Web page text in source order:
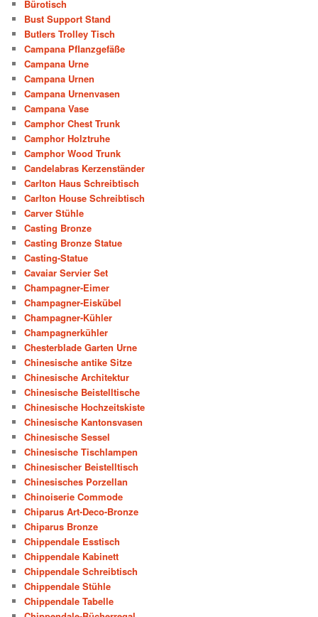
Bürotisch
Bust Support Stand
Butlers Trolley Tisch
Campana Pflanzgefäße
Campana Urne
Campana Urnen
Campana Urnenvasen
Campana Vase
Camphor Chest Trunk
Camphor Holztruhe
Camphor Wood Trunk
Candelabras Kerzenständer
Carlton Haus Schreibtisch
Carlton House Schreibtisch
Carver Stühle
Casting Bronze
Casting Bronze Statue
Casting-Statue
Cavaiar Servier Set
Champagner-Eimer
Champagner-Eiskübel
Champagner-Kühler
Champagnerkühler
Chesterblade Garten Urne
Chinesische antike Sitze
Chinesische Architektur
Chinesische Beistelltische
Chinesische Hochzeitskiste
Chinesische Kantonsvasen
Chinesische Sessel
Chinesische Tischlampen
Chinesischer Beistelltisch
Chinesisches Porzellan
Chinoiserie Commode
Chiparus Art-Deco-Bronze
Chiparus Bronze
Chippendale Esstisch
Chippendale Kabinett
Chippendale Schreibtisch
Chippendale Stühle
Chippendale Tabelle